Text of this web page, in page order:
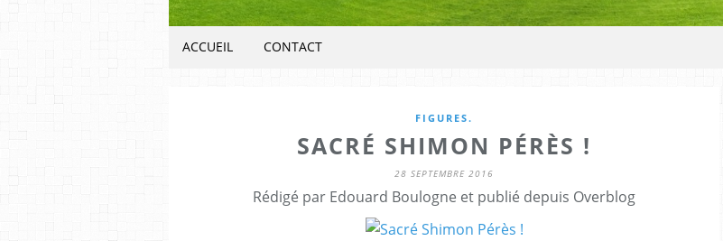
ACCUEIL CONTACT
FIGURES.
SACRÉ SHIMON PÉRÈS !
28 SEPTEMBRE 2016
Rédigé par Edouard Boulogne et publié depuis Overblog